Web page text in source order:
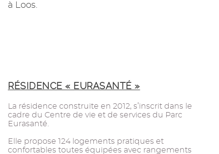
à Loos.
RÉSIDENCE « EURASANTÉ »
La résidence construite en 2012, s’inscrit dans le
cadre du Centre de vie et de services du Parc
Eurasanté.
Elle propose 124 logements pratiques et
confortables toutes équipées avec rangements